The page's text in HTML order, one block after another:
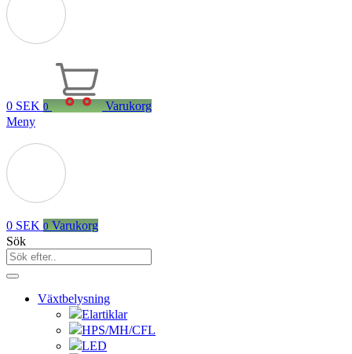
0 SEK 0
Varukorg
Meny
0 SEK 0 Varukorg
Sök
Växtbelysning
Elartiklar
HPS/MH/CFL
LED